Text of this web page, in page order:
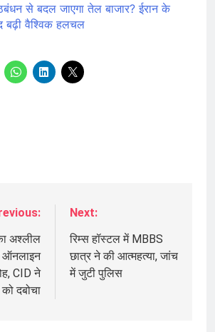
से बदल जाएगा तेल बाजार? ईरान के
वैश्विक हलचल
अश्लील
ऑनलाइन
CID ने
दबोचा
Next:
रिम्स हॉस्टल में MBBS
छात्र ने की आत्महत्या, जांच
में जुटी पुलिस